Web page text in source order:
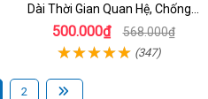
Dài Thời Gian Quan Hệ, Chống
Xuất Tinh Sớm Cho Nam Giới
500.000₫ 568.000₫
(347)
2